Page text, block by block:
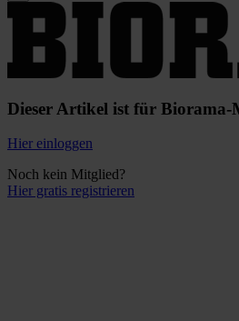
Dieser Artikel ist für
Hier einloggen
Noch kein Mitglied?
Hier gratis registrieren